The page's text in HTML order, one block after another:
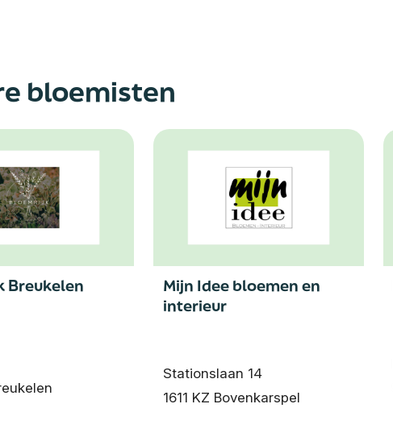
bloemisten
Breukelen
Mijn Idee bloemen en
interieur
Stationslaan 14
1611 KZ Bovenkarspel